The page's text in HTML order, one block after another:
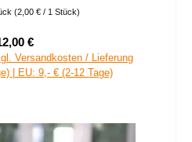
(2,00 € / 1 Stück)
Verkaufspreis:
€
Versandkosten / Lieferung
| EU: 9,- € (2-12 Tage)